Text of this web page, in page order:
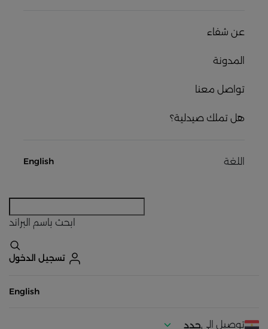
عن شفاء
المدونة
تواصل معنا
هل تملك صيدلية؟
اللغة English
ابحث باسم البراند
تسجيل الدخول
English
توصيل الىحدد